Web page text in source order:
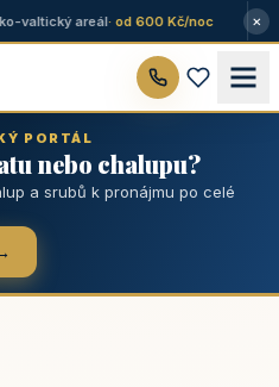
valtický areál· od 600 Kč/noc ×
PORTÁL
nebo chalupu?
a srubů k pronájmu po celé